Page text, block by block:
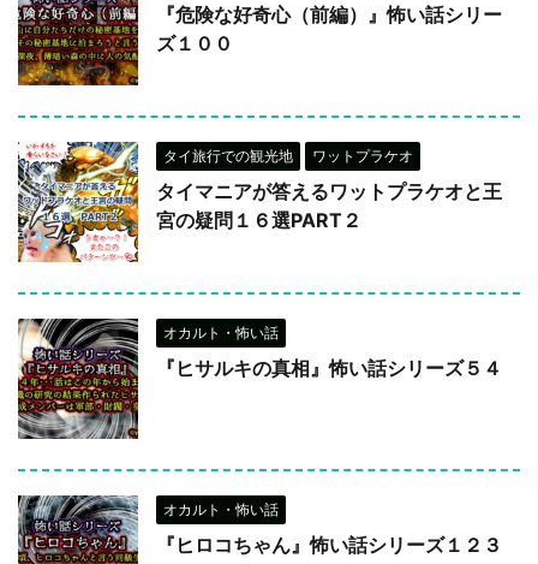
『危険な好奇心（前編）』怖い話シリー
ズ１００
タイ旅行での観光地 ワットプラケオ
タイマニアが答えるワットプラケオと王
宮の疑問１６選PART２
オカルト・怖い話
『ヒサルキの真相』怖い話シリーズ５４
オカルト・怖い話
『ヒロコちゃん』怖い話シリーズ１２３